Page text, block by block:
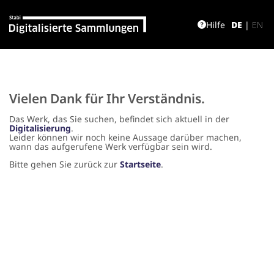
DE | EN
Hilfe
Vielen Dank für Ihr Verständnis.
Das Werk, das Sie suchen, befindet sich aktuell in der
Digitalisierung.
Leider können wir noch keine Aussage darüber machen,
wann das aufgerufene Werk verfügbar sein wird.
Bitte gehen Sie zurück zur Startseite.